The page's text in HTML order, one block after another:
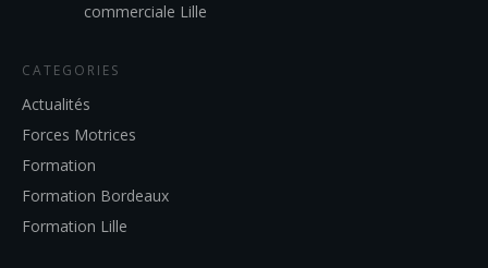
commerciale Lille
CATEGORIES
Actualités
Forces Motrices
Formation
Formation Bordeaux
Formation Lille